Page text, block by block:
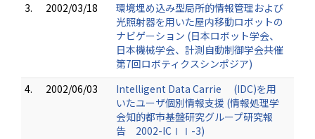
3.
2002/03/18
環境埋め込み型局所的情報管理および
光照射器を用いた屋内移動ロボットの
ナビゲーション (日本ロボット学会、
日本機械学会、計測自動制御学会共催
第7回ロボティクスシンポジア)
4.
2002/06/03
Intelligent Data Carrie (IDC)を用
いたユーザ個別情報支援 (情報処理学
会知的都市基盤研究グループ研究報
告 2002-ICⅠⅠ-3)